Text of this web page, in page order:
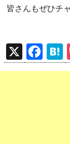
皆さんもぜひチ
X
F
a